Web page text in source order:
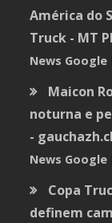
América do
Truck - MT
News Google
Maicon
noturna e
-
News Google
Copa
definem